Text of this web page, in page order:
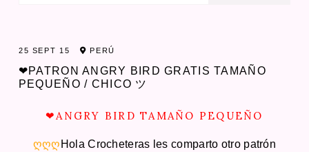
25 SEPT 15 PERÚ
❤PATRON ANGRY BIRD GRATIS TAMAÑO
PEQUEÑO / CHICO ツ
❤ANGRY BIRD TAMAÑO PEQUEÑO
ღღღ Hola Crocheteras les comparto otro patrón